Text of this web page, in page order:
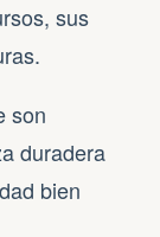
sus
son
duradera
bien